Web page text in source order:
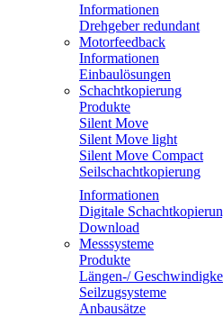
Informationen
Drehgeber redundant
Motorfeedback
Informationen
Einbaulösungen
Schachtkopierung
Produkte
Silent Move
Silent Move light
Silent Move Compact
Seilschachtkopierung
Informationen
Digitale
Download
Messsysteme
Produkte
Längen-/
Seilzugsysteme
Anbausätze